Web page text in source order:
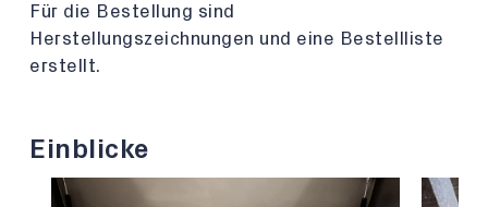
Für die Bestellung sind
Herstellungszeichnungen und eine Bestellliste
erstellt.
Einblicke